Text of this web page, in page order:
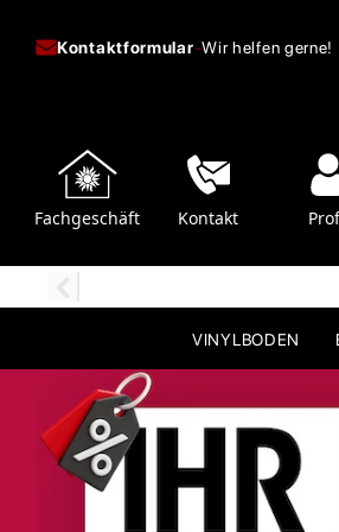
Kontaktformular-Wir helfen gerne!
Fachgeschäft Kontakt
VINYLBODEN